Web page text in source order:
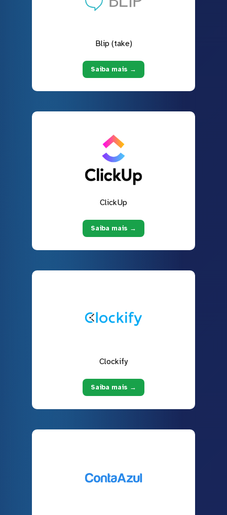
Blip (take)
Saiba mais →
ClickUp
Saiba mais →
Clockify
Saiba mais →